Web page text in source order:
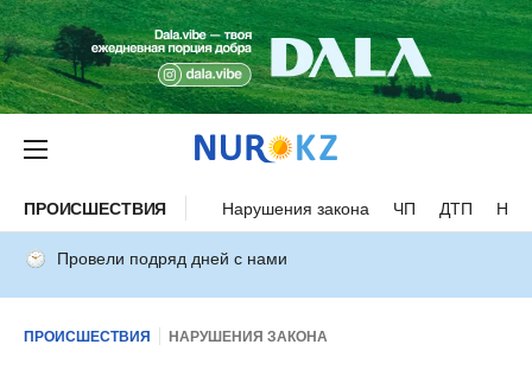
ПРОИСШЕСТВИЯ Нарушения закона ЧП ДТП
Провели подряд дней с нами
ПРОИСШЕСТВИЯ НАРУШЕНИЯ ЗАКОНА